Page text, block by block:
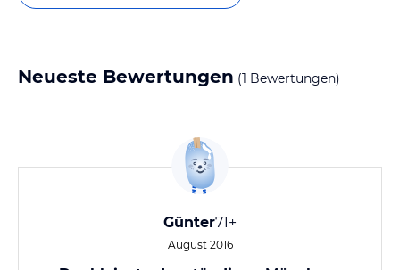
Neueste Bewertungen (1 Bewertungen)
Günter71+
August 2016